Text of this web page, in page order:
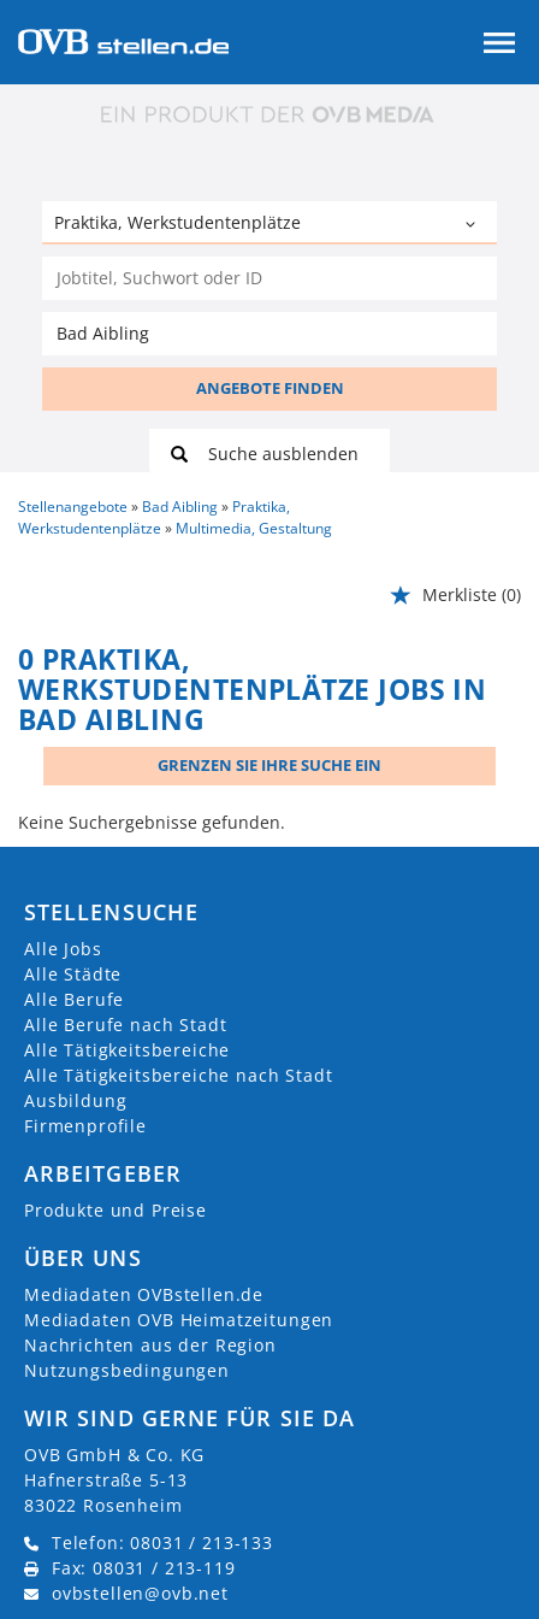
ANGEBOTE FINDEN
Suche ausblenden
Stellenangebote Bad Aibling
Praktika,
Werkstudentenplätze
Multimedia, Gestaltung
Merkliste (0)
0 PRAKTIKA,
WERKSTUDENTENPLÄTZE JOBS IN
BAD AIBLING
GRENZEN SIE IHRE SUCHE EIN
Keine Suchergebnisse gefunden.
STELLENSUCHE
Alle Jobs
Alle Städte
Alle Berufe
Alle Berufe nach Stadt
Alle Tätigkeitsbereiche
Alle Tätigkeitsbereiche nach Stadt
Ausbildung
Firmenprofile
ARBEITGEBER
Produkte und Preise
ÜBER UNS
Mediadaten OVBstellen.de
Mediadaten OVB Heimatzeitungen
Nachrichten aus der Region
Nutzungsbedingungen
WIR SIND GERNE FÜR SIE DA
OVB GmbH & Co. KG
Hafnerstraße 5-13
83022 Rosenheim
Telefon: 08031 / 213-133
Fax: 08031 / 213-119
ovbstellen@ovb.net